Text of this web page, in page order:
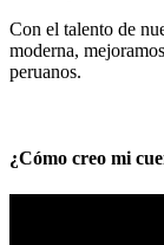
Con el talento de
moderna,
peruanos.
¿Cómo creo mi